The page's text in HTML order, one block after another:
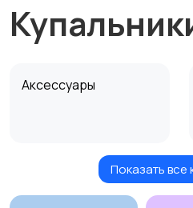
Аксессуары
Будущим мамамПоказать все